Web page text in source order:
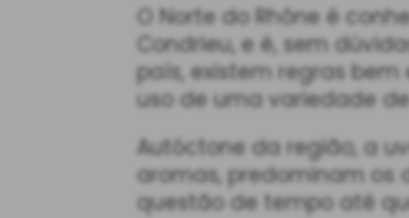
O Norte do Rhône é
Condrieu, e é, sem
país, existem regras
uso de uma variedade
Autóctone da região, a
aromas, predominam os
questão de tempo até